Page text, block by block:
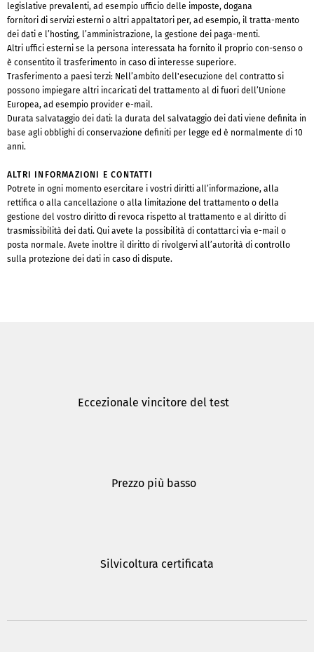
legislative prevalenti, ad esempio ufficio delle imposte, dogana
fornitori di servizi esterni o altri appaltatori per, ad esempio, il tratta-mento
dei dati e l’hosting, l’amministrazione, la gestione dei paga-menti.
Altri uffici esterni se la persona interessata ha fornito il proprio con-senso o
è consentito il trasferimento in caso di interesse superiore.
Trasferimento a paesi terzi: Nell’ambito dell'esecuzione del contratto si
possono impiegare altri incaricati del trattamento al di fuori dell’Unione
Europea, ad esempio provider e-mail.
Durata salvataggio dei dati: la durata del salvataggio dei dati viene definita in
base agli obblighi di conservazione definiti per legge ed è normalmente di 10
anni.
ALTRI INFORMAZIONI E CONTATTI
Potrete in ogni momento esercitare i vostri diritti all’informazione, alla
rettifica o alla cancellazione o alla limitazione del trattamento o della
gestione del vostro diritto di revoca rispetto al trattamento e al diritto di
trasmissibilità dei dati. Qui avete la possibilità di contattarci via e-mail o
posta normale. Avete inoltre il diritto di rivolgervi all’autorità di controllo
sulla protezione dei dati in caso di dispute.
Eccezionale vincitore del test
Prezzo più basso
Silvicoltura certificata